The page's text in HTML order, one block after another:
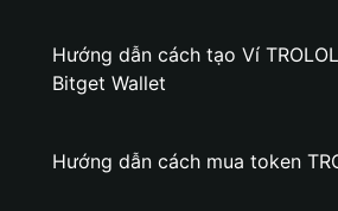
Hướng dẫn cách tạo Ví
Bitget Wallet
Hướng dẫn cách mua token